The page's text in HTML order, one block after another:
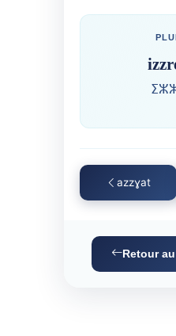
azzɣat
Retour